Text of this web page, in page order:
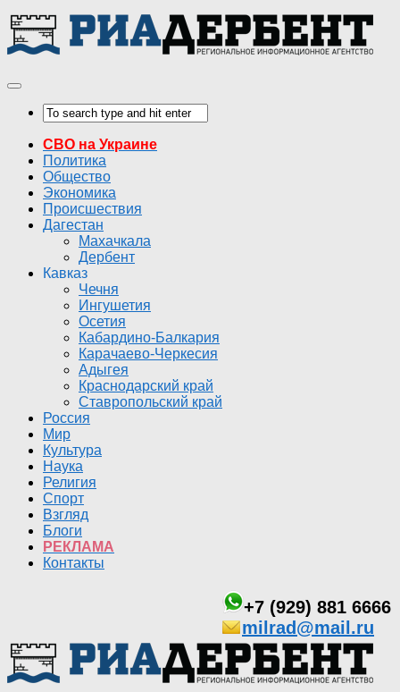
СВО на Украине
Политика
Общество
Экономика
Происшествия
Дагестан
Махачкала
Дербент
Кавказ
Чечня
Ингушетия
Осетия
Кабардино-Балкария
Карачаево-Черкесия
Адыгея
Краснодарский край
Ставропольский край
Россия
Мир
Культура
Наука
Религия
Спорт
Взгляд
Блоги
РЕКЛАМА
Контакты
+7 (929) 881 6666
milrad@mail.ru